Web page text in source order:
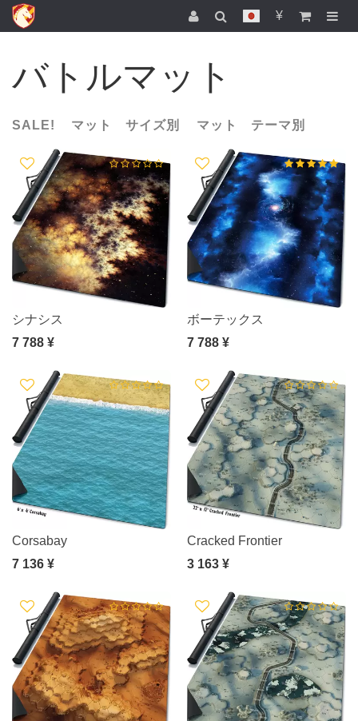
¥
バトルマット
SALE! マット サイズ別 マット テーマ別
シナシス
7 788 ¥
ボーテックス
7 788 ¥
Corsabay
7 136 ¥
Cracked Frontier
3 163 ¥